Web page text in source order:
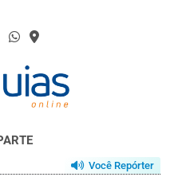
Você Repórter